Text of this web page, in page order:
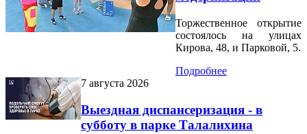
Торжественное открытие
состоялось на улицах
Кирова, 48, и Парковой, 5.
Подробнее
7 августа 2026
Выездная диспансеризация - в
субботу в парке Талалихина